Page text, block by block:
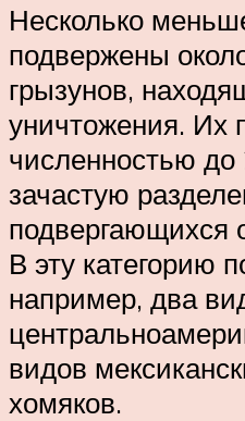
Несколько
подвержены
грызунов,
уничтожения. Их
численностью
зачастую
подвергающихся
В эту категорию
например, два
видов
хомяков.